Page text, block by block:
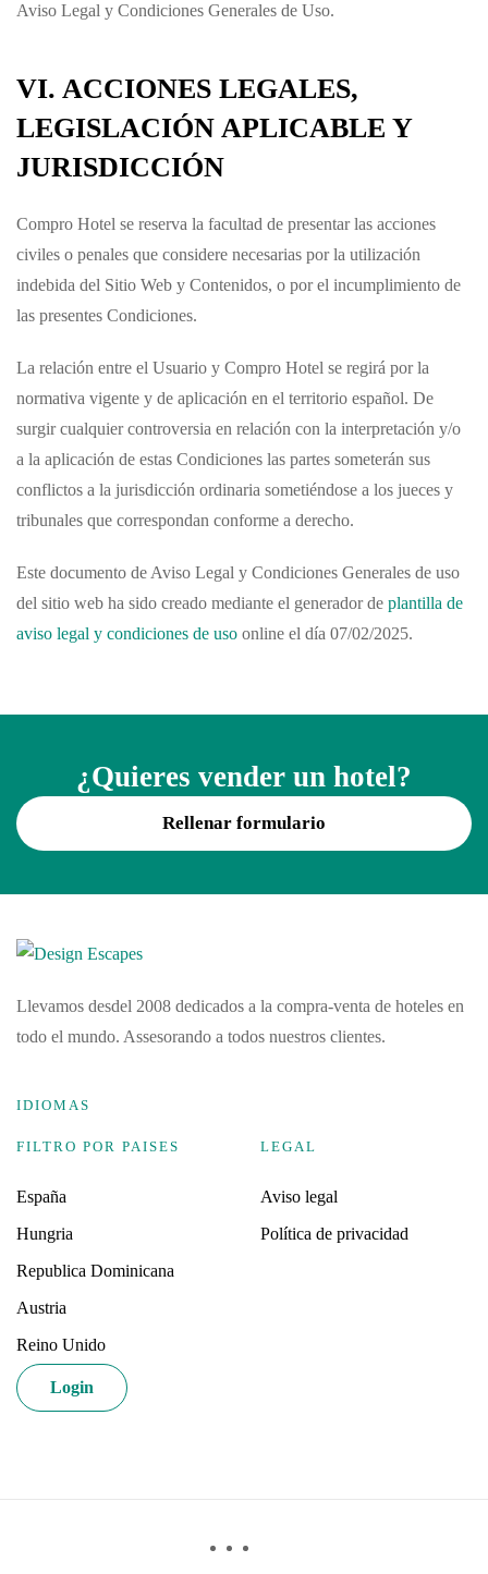
Aviso Legal y Condiciones Generales de Uso.
VI. ACCIONES LEGALES,
LEGISLACIÓN APLICABLE Y
JURISDICCIÓN
Compro Hotel se reserva la facultad de presentar las acciones
civiles o penales que considere necesarias por la utilización
indebida del Sitio Web y Contenidos, o por el incumplimiento de
las presentes Condiciones.
La relación entre el Usuario y Compro Hotel se regirá por la
normativa vigente y de aplicación en el territorio español. De
surgir cualquier controversia en relación con la interpretación y/o
a la aplicación de estas Condiciones las partes someterán sus
conflictos a la jurisdicción ordinaria sometiéndose a los jueces y
tribunales que correspondan conforme a derecho.
Este documento de Aviso Legal y Condiciones Generales de uso
del sitio web ha sido creado mediante el generador de plantilla de
aviso legal y condiciones de uso online el día 07/02/2025.
¿Quieres vender un hotel?
Rellenar formulario
Llevamos desdel 2008 dedicados a la compra-venta de hoteles en
todo el mundo. Assesorando a todos nuestros clientes.
IDIOMAS
FILTRO POR PAISES
España
Hungria
Republica Dominicana
Austria
Reino Unido
LEGAL
Aviso legal
Política de privacidad
Login